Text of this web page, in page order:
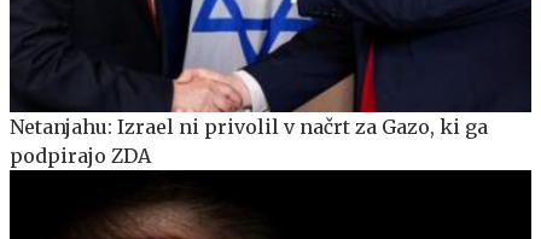
Netanjahu: Izrael ni privolil v načrt za Gazo, ki ga
podpirajo ZDA